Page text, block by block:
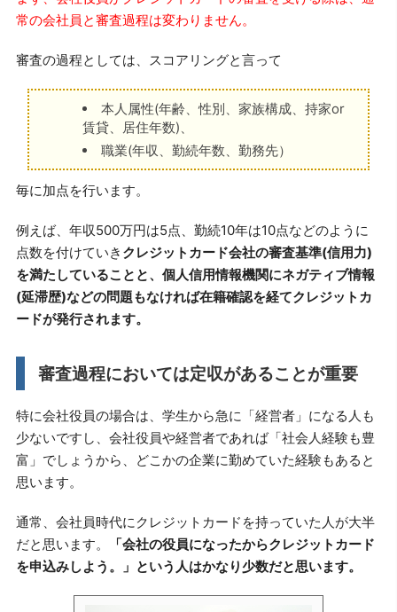
常の会社員と審査過程は変わりません。
審査の過程としては、スコアリングと言って
本人属性(年齢、性別、家族構成、持家or
賃貸、居住年数)、
職業(年収、勤続年数、勤務先）
毎に加点を行います。
例えば、年収500万円は5点、勤続10年は10点などのように
点数を付けていき クレジットカード会社の審査基準(信用力)
を満たしていることと、個人信用情報機関にネガティブ情報
(延滞歴)などの問題もなければ在籍確認を経てクレジットカ
ードが発行されます。
審査過程においては定収があることが重要
特に会社役員の場合は、学生から急に「経営者」になる人も
少ないですし、会社役員や経営者であれば「社会人経験も豊
富」でしょうから、どこかの企業に勤めていた経験もあると
思います。
通常、会社員時代にクレジットカードを持っていた人が大半
だと思います。
「会社の役員になったからクレジットカード
を申込みしよう。」という人はかなり少数だと思います。